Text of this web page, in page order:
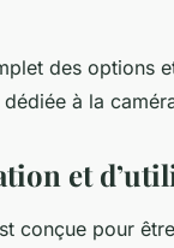
des options
à la
et
conçue pour